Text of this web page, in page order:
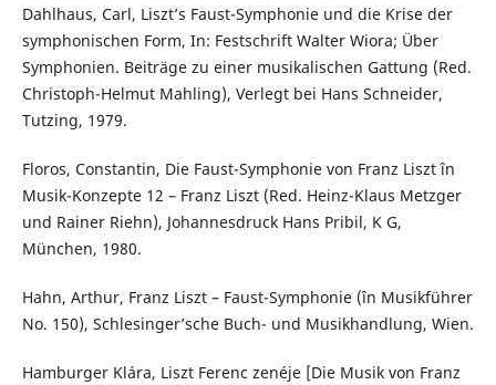
Dahlhaus, Carl, Liszt’s Faust-Symphonie und die Krise der
symphonischen Form, In: Festschrift Walter Wiora; Über
Symphonien. Beiträge zu einer musikalischen Gattung (Red.
Christoph-Helmut Mahling), Verlegt bei Hans Schneider,
Tutzing, 1979.
Floros, Constantin, Die Faust-Symphonie von Franz Liszt în
Musik-Konzepte 12 – Franz Liszt (Red. Heinz-Klaus Metzger
und Rainer Riehn), Johannesdruck Hans Pribil, K G,
München, 1980.
Hahn, Arthur, Franz Liszt – Faust-Symphonie (în Musikführer
No. 150), Schlesinger’sche Buch- und Musikhandlung, Wien.
Hamburger Klára, Liszt Ferenc zenéje [Die Musik von Franz